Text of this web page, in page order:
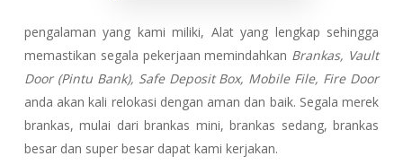
pengalaman yang kami miliki, Alat yang lengkap sehingga
memastikan segala pekerjaan memindahkan Brankas, Vault
Door (Pintu Bank), Safe Deposit Box, Mobile File, Fire Door
anda akan kali relokasi dengan aman dan baik. Segala merek
brankas, mulai dari brankas mini, brankas sedang, brankas
besar dan super besar dapat kami kerjakan.